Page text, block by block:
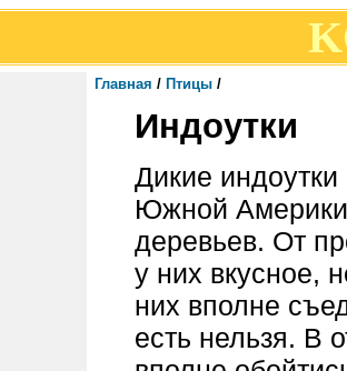
Главная / Птицы /
Индоутки
Дикие индоутки
Южной
деревьев. От
у них вкусное,
них вполне
есть нельзя. В